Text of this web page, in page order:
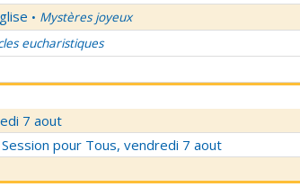
• Mystères joyeux
eucharistiques
7 aout
pour Tous, vendredi 7 aout